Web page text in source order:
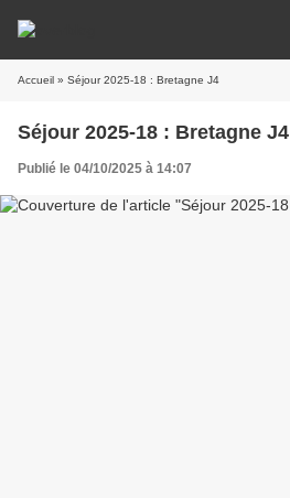
Accueil » Séjour 2025-18 : Bretagne J4
Séjour 2025-18 : Bretagne J4
Publié le 04/10/2025 à 14:07